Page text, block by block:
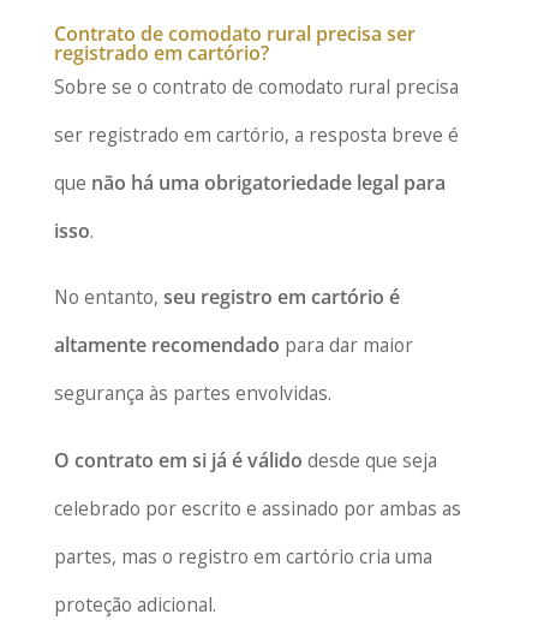
Contrato de comodato rural precisa ser
registrado em cartório?
Sobre se o contrato de comodato rural precisa
ser registrado em cartório, a resposta breve é
que não há uma obrigatoriedade legal para
isso.
No entanto, seu registro em cartório é
altamente recomendado para dar maior
segurança às partes envolvidas.
O contrato em si já é válido desde que seja
celebrado por escrito e assinado por ambas as
partes, mas o registro em cartório cria uma
proteção adicional.